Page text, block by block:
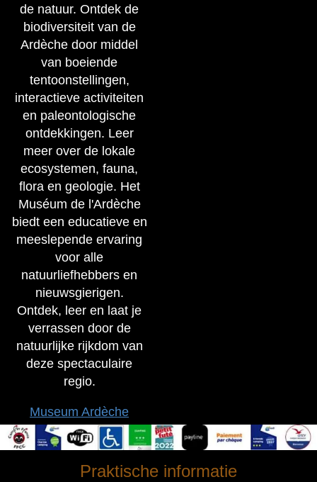
de natuur. Ontdek de
biodiversiteit van de
Ardèche door middel
van boeiende
tentoonstellingen,
interactieve activiteiten
en paleontologische
ontdekkingen. Leer
meer over de lokale
ecosystemen, fauna,
flora en geologie. Het
Muséum de l'Ardèche
biedt een educatieve en
meeslepende ervaring
voor alle
natuurliefhebbers en
nieuwsgierigen.
Ontdek, leer en laat je
verrassen door de
natuurlijke rijkdom van
deze spectaculaire
regio.
Museum Ardèche
Praktische informatie